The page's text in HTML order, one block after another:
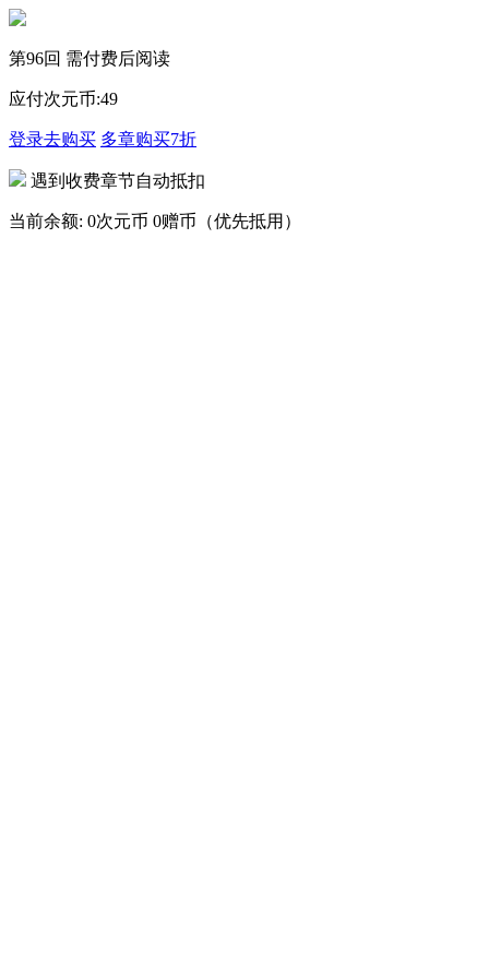
第96回 需付费后阅读
应付次元币:49
登录去购买 多章购买7折
遇到收费章节自动抵扣
当前余额: 0次元币 0赠币（优先抵用）